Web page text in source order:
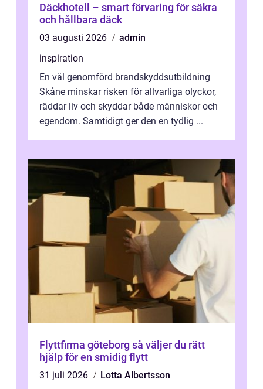
Däckhotell – smart förvaring för säkra
och hållbara däck
03 augusti 2026
admin
inspiration
En väl genomförd brandskyddsutbildning
Skåne minskar risken för allvarliga olyckor,
räddar liv och skyddar både människor och
egendom. Samtidigt ger den en tydlig ...
Flyttfirma göteborg så väljer du rätt
hjälp för en smidig flytt
31 juli 2026
Lotta Albertsson